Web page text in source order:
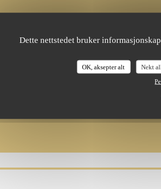
Dette nettstedet bruker
OK, aksepter alt Nekt
25 Rue